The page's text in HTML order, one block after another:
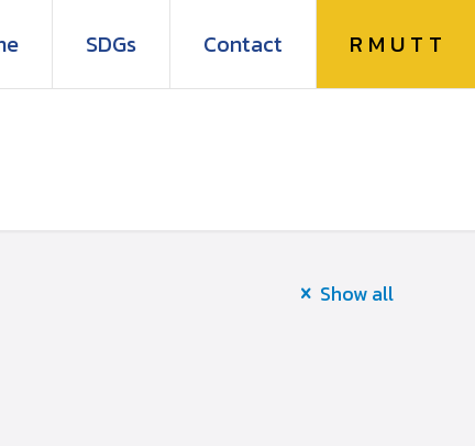
SDGs Contact R M U T T
Show all